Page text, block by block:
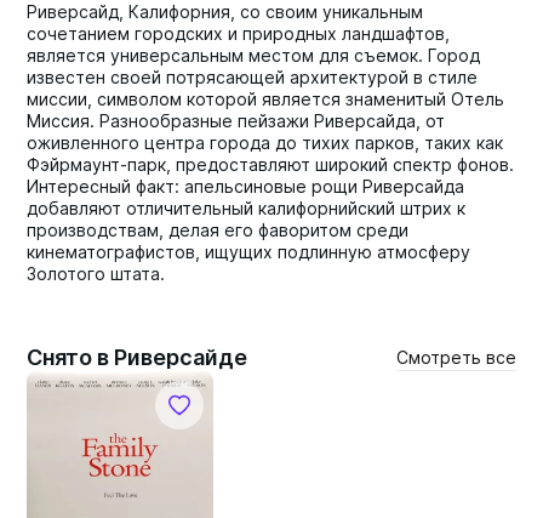
Риверсайд, Калифорния, со своим уникальным
сочетанием городских и природных ландшафтов,
является универсальным местом для съемок. Город
известен своей потрясающей архитектурой в стиле
миссии, символом которой является знаменитый Отель
Миссия. Разнообразные пейзажи Риверсайда, от
оживленного центра города до тихих парков, таких как
Фэйрмаунт-парк, предоставляют широкий спектр фонов.
Интересный факт: апельсиновые рощи Риверсайда
добавляют отличительный калифорнийский штрих к
производствам, делая его фаворитом среди
кинематографистов, ищущих подлинную атмосферу
Золотого штата.
Снято в Риверсайде Смотреть все